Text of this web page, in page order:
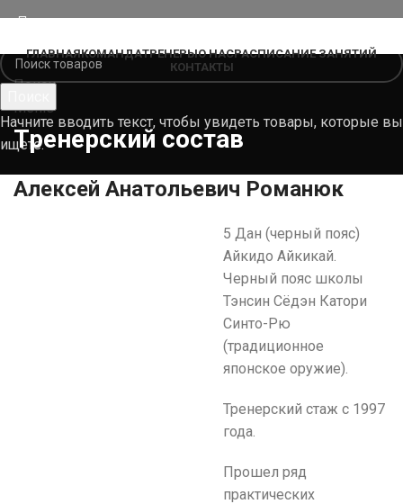
ГЛАВНАЯКОМАНДАТРЕНЕРЫО НАСРАСПИСАНИЕ ЗАНЯТИЙ
КОНТАКТЫ
Поиск
Меню
Тренерский состав
Алексей Анатольевич Романюк
5 Дан (черный пояс)
Айкидо Айкикай.
Черный пояс школы
Тэнсин Сёдэн Катори
Синто-Рю
(традиционное
японское оружие).
Тренерский стаж с 1997
года.
Прошел ряд
практических
Начните вводить текст, чтобы увидеть товары, которые вы
ищете.